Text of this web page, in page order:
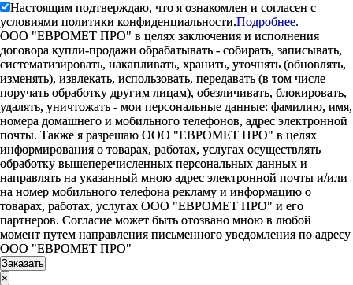
Настоящим подтверждаю, что я ознакомлен и согласен с
условиями политики конфиденциальности.Подробнее.
ООО "ЕВРОМЕТ ПРО" в целях заключения и исполнения
договора купли-продажи обрабатывать - собирать, записывать,
систематизировать, накапливать, хранить, уточнять (обновлять,
изменять), извлекать, использовать, передавать (в том числе
поручать обработку другим лицам), обезличивать, блокировать,
удалять, уничтожать - мои персональные данные: фамилию, имя,
номера домашнего и мобильного телефонов, адрес электронной
почты. Также я разрешаю ООО "ЕВРОМЕТ ПРО" в целях
информирования о товарах, работах, услугах осуществлять
обработку вышеперечисленных персональных данных и
направлять на указанный мною адрес электронной почты и/или
на номер мобильного телефона рекламу и информацию о
товарах, работах, услугах ООО "ЕВРОМЕТ ПРО" и его
партнеров. Согласие может быть отозвано мною в любой
момент путем направления письменного уведомления по адресу
ООО "ЕВРОМЕТ ПРО"
×